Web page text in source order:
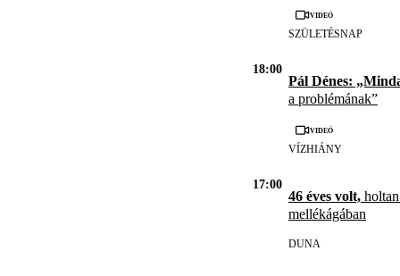
Videó
SZÜLETÉSNAP
18:00
Pál Dénes:
a problémának”
Videó
VÍZHIÁNY
17:00
46 éves volt,
mellékágában
DUNA